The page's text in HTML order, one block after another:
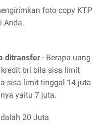
foto copy KTP
Anda.
ditransfer - Berapa uang
bri bila sisa limit
sisa limit tinggal 14 juta
yaitu 7 juta.
20 Juta